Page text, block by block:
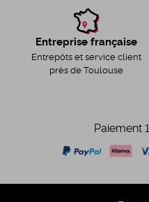
Entreprise française
Entrepôts et service client
près de Toulouse
Paiement